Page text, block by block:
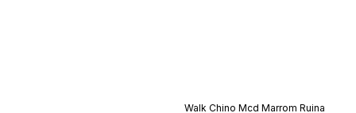
Walk Chino Mcd Marrom Ruina